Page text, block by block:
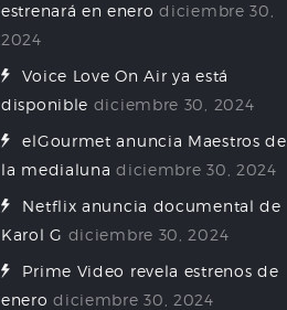
estrenará en enero diciembre 30,
2024
Voice Love On Air ya está
disponible diciembre 30, 2024
elGourmet anuncia Maestros de
la medialuna diciembre 30, 2024
Netflix anuncia documental de
Karol G diciembre 30, 2024
Prime Video revela estrenos de
enero diciembre 30, 2024